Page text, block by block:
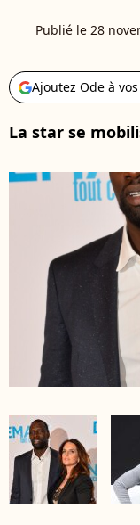
Publié le 28
Ajoutez Ode à
La star se